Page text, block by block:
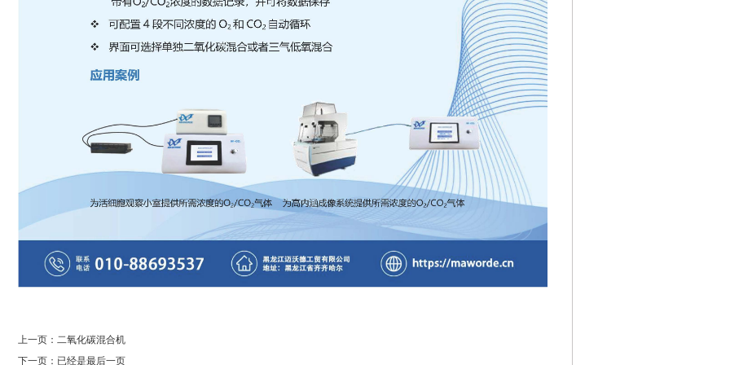
上一页： 二氧化碳混合机
下一页：已经是最后一页